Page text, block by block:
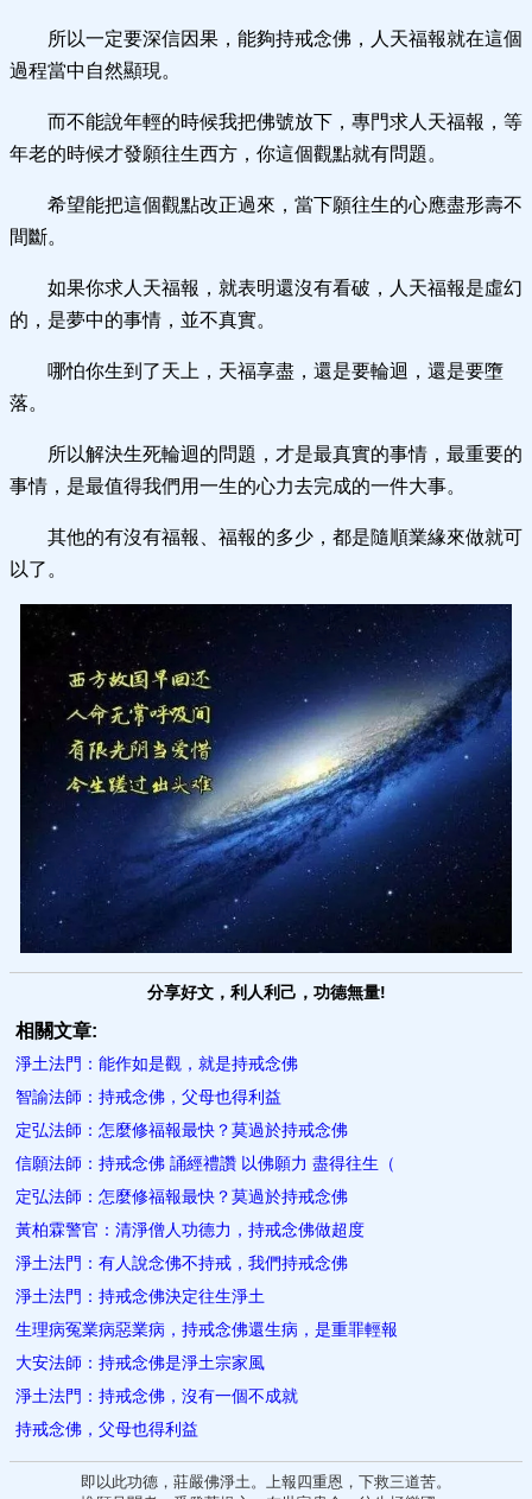
所以一定要深信因果，能夠持戒念佛，人天福報就在這個
過程當中自然顯現。
而不能說年輕的時候我把佛號放下，專門求人天福報，等
年老的時候才發願往生西方，你這個觀點就有問題。
希望能把這個觀點改正過來，當下願往生的心應盡形壽不
間斷。
如果你求人天福報，就表明還沒有看破，人天福報是虛幻
的，是夢中的事情，並不真實。
哪怕你生到了天上，天福享盡，還是要輪迴，還是要墮
落。
所以解決生死輪迴的問題，才是最真實的事情，最重要的
事情，是最值得我們用一生的心力去完成的一件大事。
其他的有沒有福報、福報的多少，都是隨順業緣來做就可
以了。
分享好文，利人利己，功德無量!
相關文章:
淨土法門：能作如是觀，就是持戒念佛
智諭法師：持戒念佛，父母也得利益
定弘法師：怎麼修福報最快？莫過於持戒念佛
信願法師：持戒念佛 誦經禮讚 以佛願力 盡得往生（
定弘法師：怎麼修福報最快？莫過於持戒念佛
黃柏霖警官：清淨僧人功德力，持戒念佛做超度
淨土法門：有人說念佛不持戒，我們持戒念佛
淨土法門：持戒念佛決定往生淨土
生理病冤業病惡業病，持戒念佛還生病，是重罪輕報
大安法師：持戒念佛是淨土宗家風
淨土法門：持戒念佛，沒有一個不成就
持戒念佛，父母也得利益
即以此功德，莊嚴佛淨土。上報四重恩，下救三道苦。